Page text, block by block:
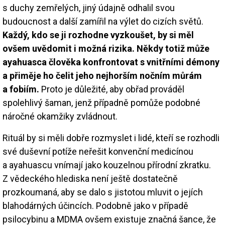
s duchy zemřelých, jiný údajně odhalil svou
budoucnost a další zamířil na výlet do cizích světů.
Každý, kdo se ji rozhodne vyzkoušet, by si měl
ovšem uvědomit i možná rizika. Někdy totiž může
ayahuasca člověka konfrontovat s vnitřními démony
a přiměje ho čelit jeho nejhorším nočním můrám
a fobiím. Proto je důležité, aby obřad prováděl
spolehlivý šaman, jenž případně pomůže podobné
náročné okamžiky zvládnout.
Rituál by si měli dobře rozmyslet i lidé, kteří se rozhodli
své duševní potíže neřešit konvenční medicínou
a ayahuascu vnímají jako kouzelnou přírodní zkratku.
Z vědeckého hlediska není ještě dostatečně
prozkoumaná, aby se dalo s jistotou mluvit o jejích
blahodárných účincích. Podobně jako v případě
psilocybinu a MDMA ovšem existuje značná šance, že